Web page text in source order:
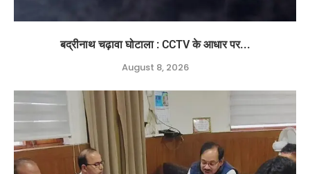
बद्रीनाथ चढ़ावा घोटाला : CCTV के आधार पर...
August 8, 2026